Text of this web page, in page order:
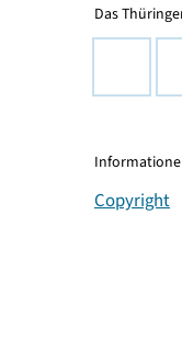
Das
Copyright